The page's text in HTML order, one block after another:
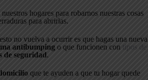
hogares para robarnos nuestras cosas
para abrirlas.
no vuelva a ocurrir es que hagas una nueva
antibumping o que funcionen con
tipos de
de seguridad.
que te ayuden a que tu hogar quede